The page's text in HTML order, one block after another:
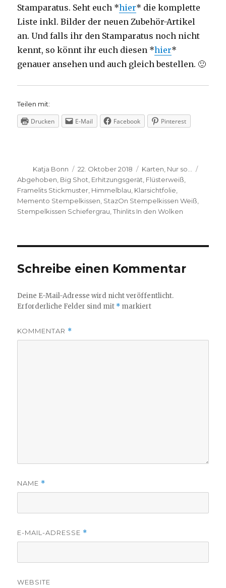
Stamparatus. Seht euch *hier* die komplette
Liste inkl. Bilder der neuen Zubehör-Artikel
an. Und falls ihr den Stamparatus noch nicht
kennt, so könnt ihr euch diesen *hier*
genauer ansehen und auch gleich bestellen. 🙂
Teilen mit:
Drucken E-Mail Facebook Pinterest
Autor
Katja Bonn
Veröffentlicht
am
22. Oktober 2018 Kategorien
Karten, Nur so...
Abgehoben, Big Shot, Erhitzungsgerät, Flüsterweiß,
Framelits Stickmuster, Himmelblau, Klarsichtfolie,
Memento Stempelkissen, StazOn Stempelkissen Weiß,
Stempelkissen Schiefergrau,Thinlits In den Wolken
Schreibe einen Kommentar
Deine E-Mail-Adresse wird nicht veröffentlicht.
Erforderliche Felder sind mit * markiert
KOMMENTAR *
NAME *
E-MAIL-ADRESSE *
WEBSITE